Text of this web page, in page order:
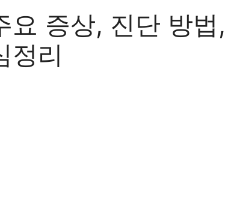
요 증상, 진단 방법,
정리